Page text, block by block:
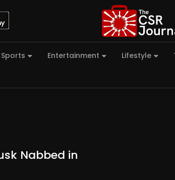
Sports Entertainment Lifestyle
Nabbed in